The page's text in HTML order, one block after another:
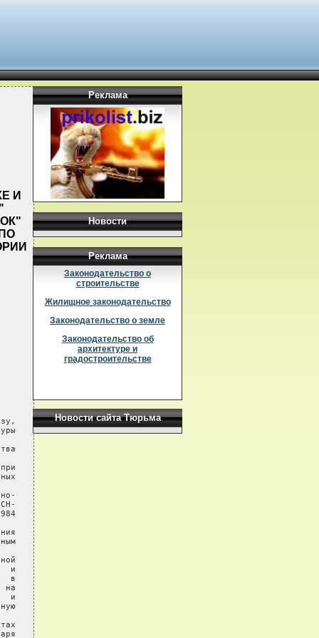
И
и
в
на
и
Реклама
Новости
Реклама
Законодательство о
строительстве
Жилищное законодательство
Законодательство о земле
Законодательство об
архитектуре и
градостроительстве
Новости сайта Тюрьма